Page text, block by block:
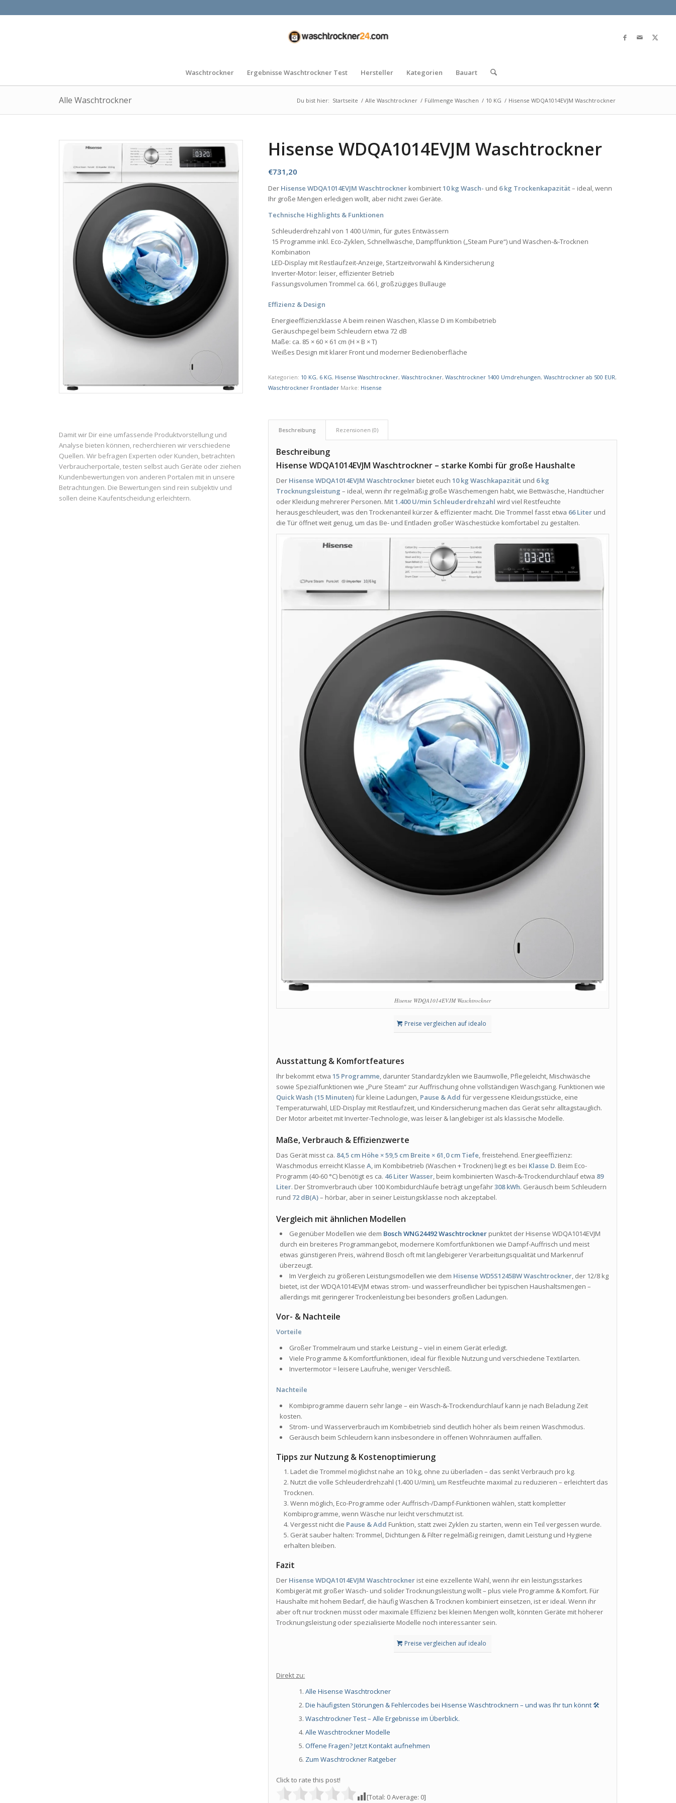
Waschtrockner Ergebnisse Waschtrockner Test Hersteller Kategorien Bauart
Alle Waschtrockner Du bist hier: Startseite / Alle Waschtrockner / Füllmenge Waschen / 10 KG / Hisense WDQA1014EVJM Waschtrockner
Damit wir Dir eine umfassende Produktvorstellung und
Analyse bieten können, recherchieren wir verschiedene
Quellen. Wir befragen Experten oder Kunden, betrachten
Verbraucherportale, testen selbst auch Geräte oder ziehen
Kundenbewertungen von anderen Portalen mit in unsere
Betrachtungen. Die Bewertungen sind rein subjektiv und
sollen deine Kaufentscheidung erleichtern.
Hisense WDQA1014EVJM Waschtrockner
€731,20
Der Hisense WDQA1014EVJM Waschtrockner kombiniert10 kg Wasch- und 6 kg Trockenkapazität– ideal, wenn
Ihr große Mengen erledigen wollt, aber nicht zwei Geräte.
Technische Highlights & Funktionen
Schleuderdrehzahl von 1 400 U/min, für gutes Entwässern
15 Programme inkl. Eco-Zyklen, Schnellwäsche, Dampffunktion („Steam Pure“) und Waschen-&-Trocknen
Kombination
LED-Display mit Restlaufzeit-Anzeige, Startzeitvorwahl & Kindersicherung
Inverter-Motor: leiser, effizienter Betrieb
Fassungsvolumen Trommel ca. 66 l, großzügiges Bullauge
Effizienz & Design
Energieeffizienzklasse A beim reinen Waschen, Klasse D im Kombibetrieb
Geräuschpegel beim Schleudern etwa 72 dB
Maße: ca. 85 × 60 × 61 cm (H × B × T)
Weißes Design mit klarer Front und moderner Bedienoberfläche
Kategorien: 10 KG, 6 KG, Hisense Waschtrockner,Waschtrockner,Waschtrockner 1400 Umdrehungen,Waschtrockner ab 500 EUR,
Waschtrockner Frontlader Marke: Hisense
Beschreibung Rezensionen (0)
Beschreibung
Hisense WDQA1014EVJM Waschtrockner – starke Kombi für große Haushalte
Der Hisense WDQA1014EVJM Waschtrockner bietet euch10 kg Waschkapazität und 6 kg
Trocknungsleistung – ideal, wenn ihr regelmäßig große Wäschemengen habt, wie Bettwäsche, Handtücher
oder Kleidung mehrerer Personen. Mit1.400 U/min Schleuderdrehzahl wird viel Restfeuchte
herausgeschleudert, was den Trockenanteil kürzer & effizienter macht. Die Trommel fasst etwa 66 Liter und
die Tür öffnet weit genug, um das Be- und Entladen großer Wäschestücke komfortabel zu gestalten.
Hisense WDQA1014EVJM Waschtrockner
Preise vergleichen auf idealo
Ausstattung & Komfortfeatures
Ihr bekommt etwa15 Programme, darunter Standardzyklen wie Baumwolle, Pflegeleicht, Mischwäsche
sowie Spezialfunktionen wie „Pure Steam“ zur Auffrischung ohne vollständigen Waschgang. Funktionen wie
Quick Wash (15 Minuten)für kleine Ladungen, Pause & Add für vergessene Kleidungsstücke, eine
Temperaturwahl, LED-Display mit Restlaufzeit, und Kindersicherung machen das Gerät sehr alltagstauglich.
Der Motor arbeitet mit Inverter-Technologie, was leiser & langlebiger ist als klassische Modelle.
Maße, Verbrauch & Effizienzwerte
Das Gerät misst ca. 84,5 cm Höhe × 59,5 cm Breite × 61,0 cm Tiefe, freistehend. Energieeffizienz:
Waschmodus erreicht KlasseA, im Kombibetrieb (Waschen + Trocknen) liegt es bei Klasse D. Beim Eco-
Programm (40-60 °C) benötigt es ca. 46 Liter Wasser, beim kombinierten Wasch‐&‐Trockendurchlauf etwa 89
Liter. Der Stromverbrauch über 100 Kombidurchläufe beträgt ungefähr308 kWh. Geräusch beim Schleudern
rund 72 dB(A)– hörbar, aber in seiner Leistungsklasse noch akzeptabel.
Vergleich mit ähnlichen Modellen
Gegenüber Modellen wie dem Bosch WNG24492 Waschtrockner punktet der Hisense WDQA1014EVJM
durch ein breiteres Programmangebot, modernere Komfortfunktionen wie Dampf-Auffrisch und meist
etwas günstigeren Preis, während Bosch oft mit langlebigerer Verarbeitungsqualität und Markenruf
überzeugt.
Im Vergleich zu größeren Leistungsmodellen wie dem Hisense WD5S1245BW Waschtrockner, der 12/8 kg
bietet, ist der WDQA1014EVJM etwas strom- und wasserfreundlicher bei typischen Haushaltsmengen –
allerdings mit geringerer Trockenleistung bei besonders großen Ladungen.
Vor- & Nachteile
Vorteile
Großer Trommelraum und starke Leistung – viel in einem Gerät erledigt.
Viele Programme & Komfortfunktionen, ideal für flexible Nutzung und verschiedene Textilarten.
Invertermotor = leisere Laufruhe, weniger Verschleiß.
Nachteile
Kombiprogramme dauern sehr lange – ein Wasch-&-Trockendurchlauf kann je nach Beladung Zeit
kosten.
Strom- und Wasserverbrauch im Kombibetrieb sind deutlich höher als beim reinen Waschmodus.
Geräusch beim Schleudern kann insbesondere in offenen Wohnräumen auffallen.
Tipps zur Nutzung & Kostenoptimierung
Ladet die Trommel möglichst nahe an 10 kg, ohne zu überladen – das senkt Verbrauch pro kg.
Nutzt die volle Schleuderdrehzahl (1.400 U/min), um Restfeuchte maximal zu reduzieren – erleichtert das
Trocknen.
Wenn möglich, Eco-Programme oder Auffrisch-/Dampf-Funktionen wählen, statt kompletter
Kombiprogramme, wenn Wäsche nur leicht verschmutzt ist.
Vergesst nicht die Pause & Add Funktion, statt zwei Zyklen zu starten, wenn ein Teil vergessen wurde.
Gerät sauber halten: Trommel, Dichtungen & Filter regelmäßig reinigen, damit Leistung und Hygiene
erhalten bleiben.
Fazit
Der Hisense WDQA1014EVJM Waschtrockner ist eine exzellente Wahl, wenn ihr ein leistungsstarkes
Kombigerät mit großer Wasch- und solider Trocknungsleistung wollt – plus viele Programme & Komfort. Für
Haushalte mit hohem Bedarf, die häufig Waschen & Trocknen kombiniert einsetzen, ist er ideal. Wenn ihr
aber oft nur trocknen müsst oder maximale Effizienz bei kleinen Mengen wollt, könnten Geräte mit höherer
Trocknungsleistung oder spezialisierte Modelle noch interessanter sein.
Preise vergleichen auf idealo
Direkt zu:
Alle Hisense Waschtrockner
Die häufigsten Störungen & Fehlercodes beiHisenseWaschtrocknern – und was Ihr tun könnt 🛠️
Waschtrockner Test – Alle Ergebnisse im Überblick.
Alle Waschtrockner Modelle
Offene Fragen? Jetzt Kontakt aufnehmen
Zum Waschtrockner Ratgeber
Click to rate this post!
[Total: 0Average: 0]